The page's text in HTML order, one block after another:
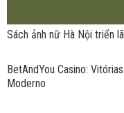
Sách ảnh nữ Hà Nội triển
BetAndYou Casino:
Moderno